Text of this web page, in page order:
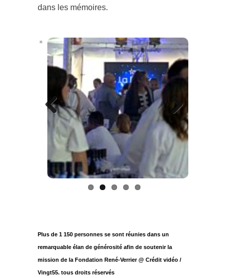
dans les mémoires.
Previous
Plus de 1 150 personnes se sont réunies dans un
remarquable élan de générosité afin de soutenir la
mission de la Fondation René-Verrier @ Crédit vidéo /
Vingt55. tous droits réservés